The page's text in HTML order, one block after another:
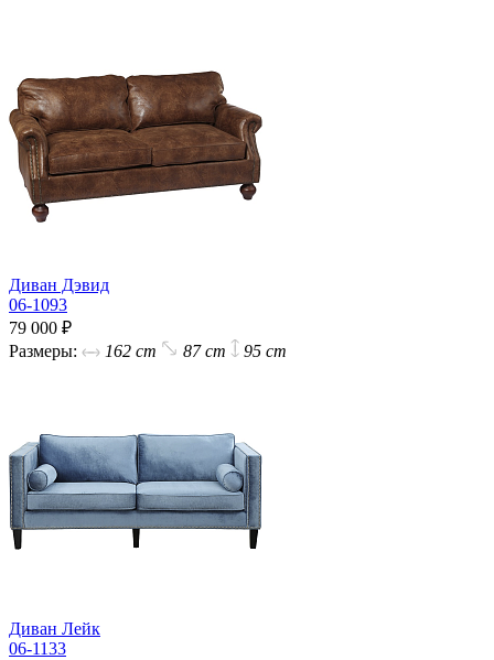
Диван Дэвид
06-1093
79 000 ₽
Размеры:
162 cm 87 cm 95 cm
Диван Лейк
06-1133